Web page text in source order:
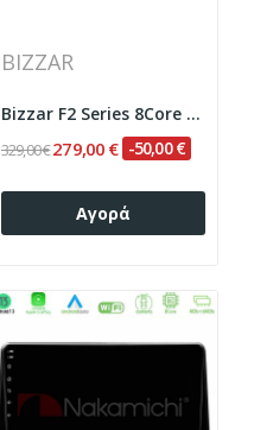
BIZZAR
Bizzar F2 Series 8Core Android16 4+64GB Peugeot...
329,00 €279,00 € -50,00 €
Αγορά